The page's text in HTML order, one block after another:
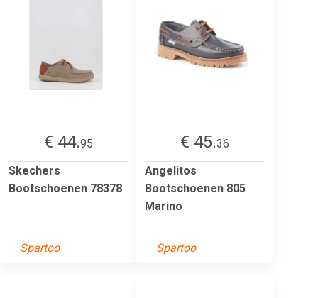
€ 44.95
Skechers
Bootschoenen 78378
Spartoo
€ 45.36
Angelitos
Bootschoenen 805
Marino
Spartoo